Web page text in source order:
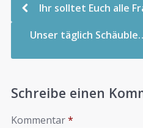
Ihr solltet Euch alle
Unser täglich
Schreibe einen
Kommentar*